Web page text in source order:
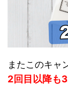
またこのキャ
2回目以降も